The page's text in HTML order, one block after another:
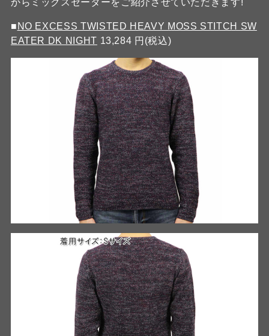
からミックスセーターをご紹介させていただきます!
■ NO EXCESS TWISTED HEAVY MOSS STITCH SW
EATER DK NIGHT 13,284 円(税込)